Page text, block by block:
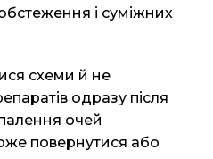
і суміжних
схеми й не
одразу після
очей
повернутися або